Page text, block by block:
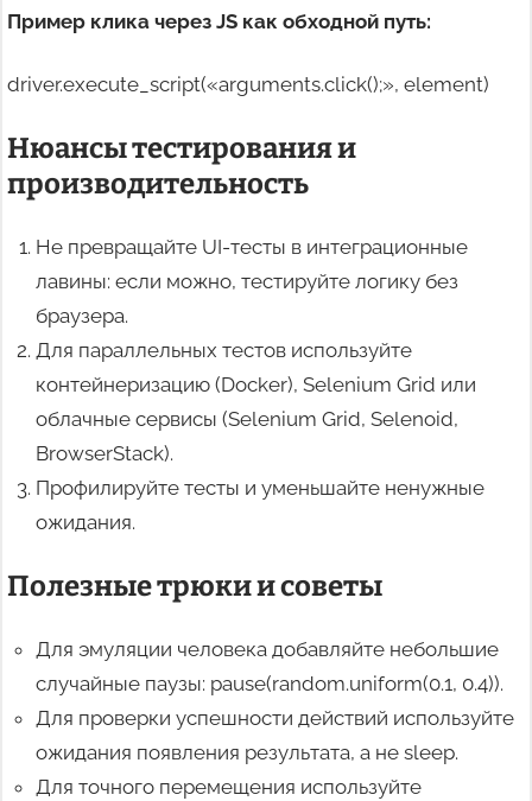
Пример клика через JS как обходной путь:
driver.execute_script(«arguments.click();», element)
Нюансы тестирования и
производительность
Не превращайте UI-тесты в интеграционные
лавины: если можно, тестируйте логику без
браузера.
Для параллельных тестов используйте
контейнеризацию (Docker), Selenium Grid или
облачные сервисы (Selenium Grid, Selenoid,
BrowserStack).
Профилируйте тесты и уменьшайте ненужные
ожидания.
Полезные трюки и советы
Для эмуляции человека добавляйте небольшие
случайные паузы: pause(random.uniform(0.1, 0.4)).
Для проверки успешности действий используйте
ожидания появления результата, а не sleep.
Для точного перемещения используйте